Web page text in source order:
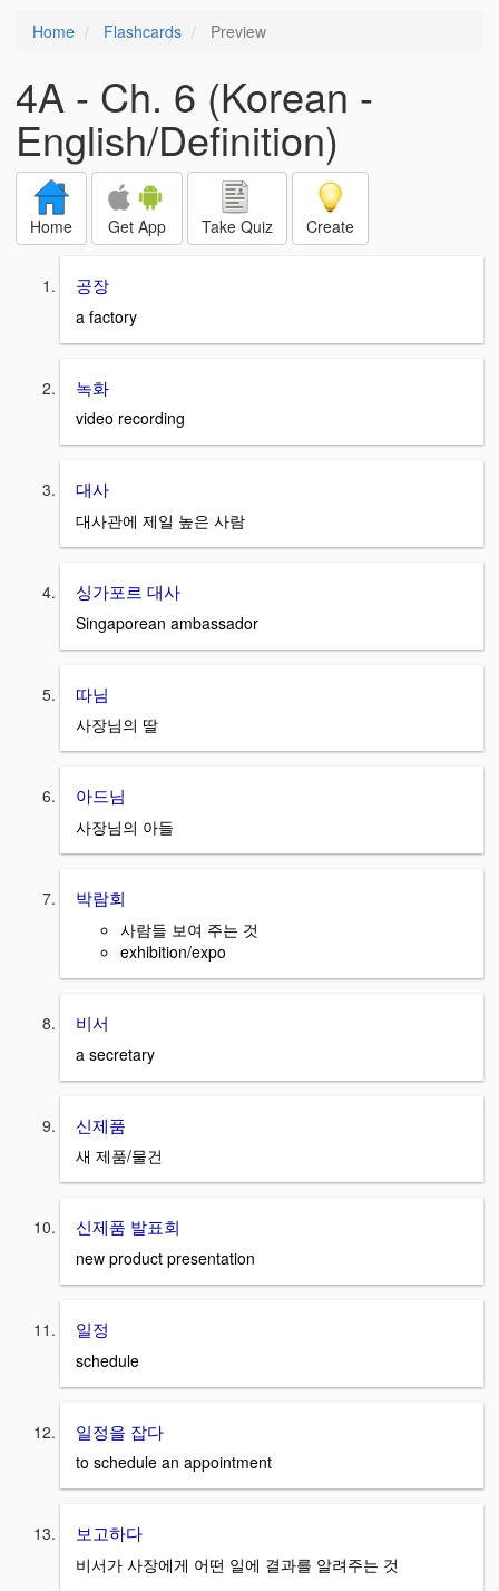
Home Flashcards Preview
4A - Ch. 6 (Korean -
English/Definition)
Home Get App Take Quiz Create
공장
a factory
녹화
video recording
대사
대사관에 제일 높은 사람
싱가포르 대사
Singaporean ambassador
따님
사장님의 딸
아드님
사장님의 아들
박람회
사람들 보여 주는 것
exhibition/expo
비서
a secretary
신제품
새 제품/물건
신제품 발표회
new product presentation
일정
schedule
일정을 잡다
to schedule an appointment
보고하다
비서가 사장에게 어떤 일에 결과를 알려주는 것